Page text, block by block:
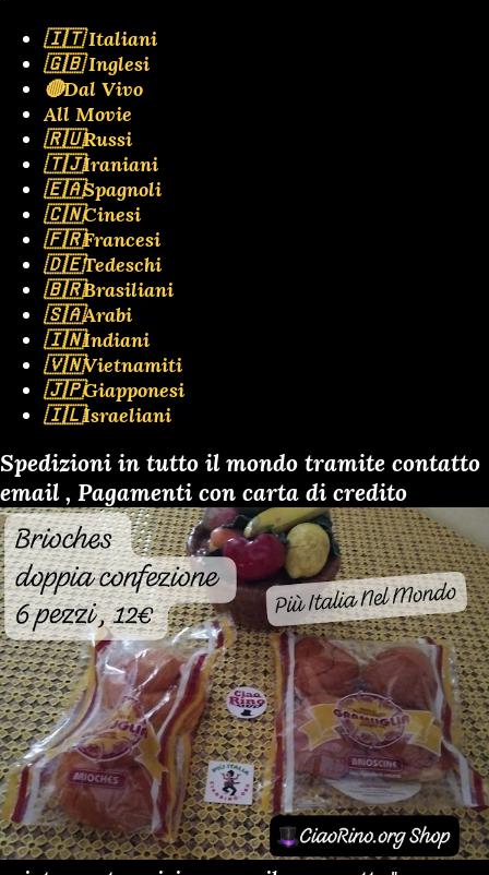
🇮🇹 Italiani
🇬🇧 Inglesi
🔴Dal Vivo
All Movie
🇷🇺Russi
🇹🇯Iraniani
🇪🇦Spagnoli
🇨🇳Cinesi
🇫🇷Francesi
🇩🇪Tedeschi
🇧🇷Brasiliani
🇸🇦Arabi
🇮🇳Indiani
🇻🇳Vietnamiti
🇯🇵Giapponesi
🇮🇱Israeliani
Spedizioni in tutto il mondo tramite contatto
email , Pagamenti con carta di credito